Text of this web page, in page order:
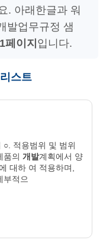
. 아래한글과 워
발업무규정 샘
1페이지 입니다.
스트
○. 적용범위 및 범위
품의 개발계획에서 양
대하 여 적용하며,
부적으